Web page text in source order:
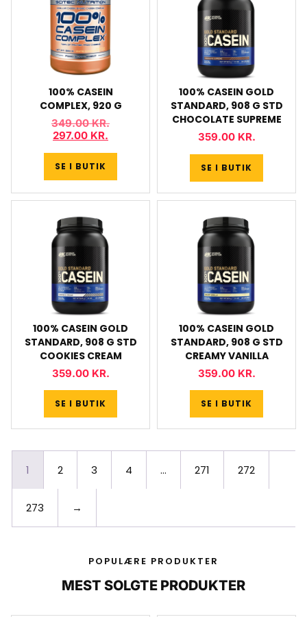
100% CASEIN
COMPLEX, 920 G
349.00KR.
297.00 KR.
SE I BUTIK
100% CASEIN GOLD
STANDARD, 908 G STD
CHOCOLATE SUPREME
359.00 KR.
SE I BUTIK
100% CASEIN GOLD
STANDARD, 908 G STD
COOKIES CREAM
359.00 KR.
SE I BUTIK
100% CASEIN GOLD
STANDARD, 908 G STD
CREAMY VANILLA
359.00 KR.
SE I BUTIK
1 2 3 4 … 271 272
273 →
POPULÆRE PRODUKTER
MEST SOLGTE PRODUKTER